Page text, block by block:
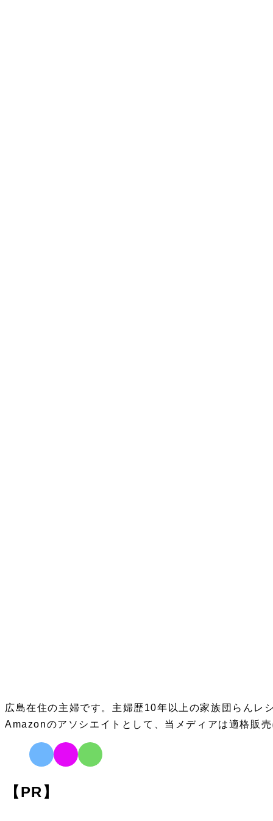
広島在住の主婦です。主婦歴10年以上の家族団らんレ
Amazonのアソシエイトとして、当メディアは適格販
【PR】